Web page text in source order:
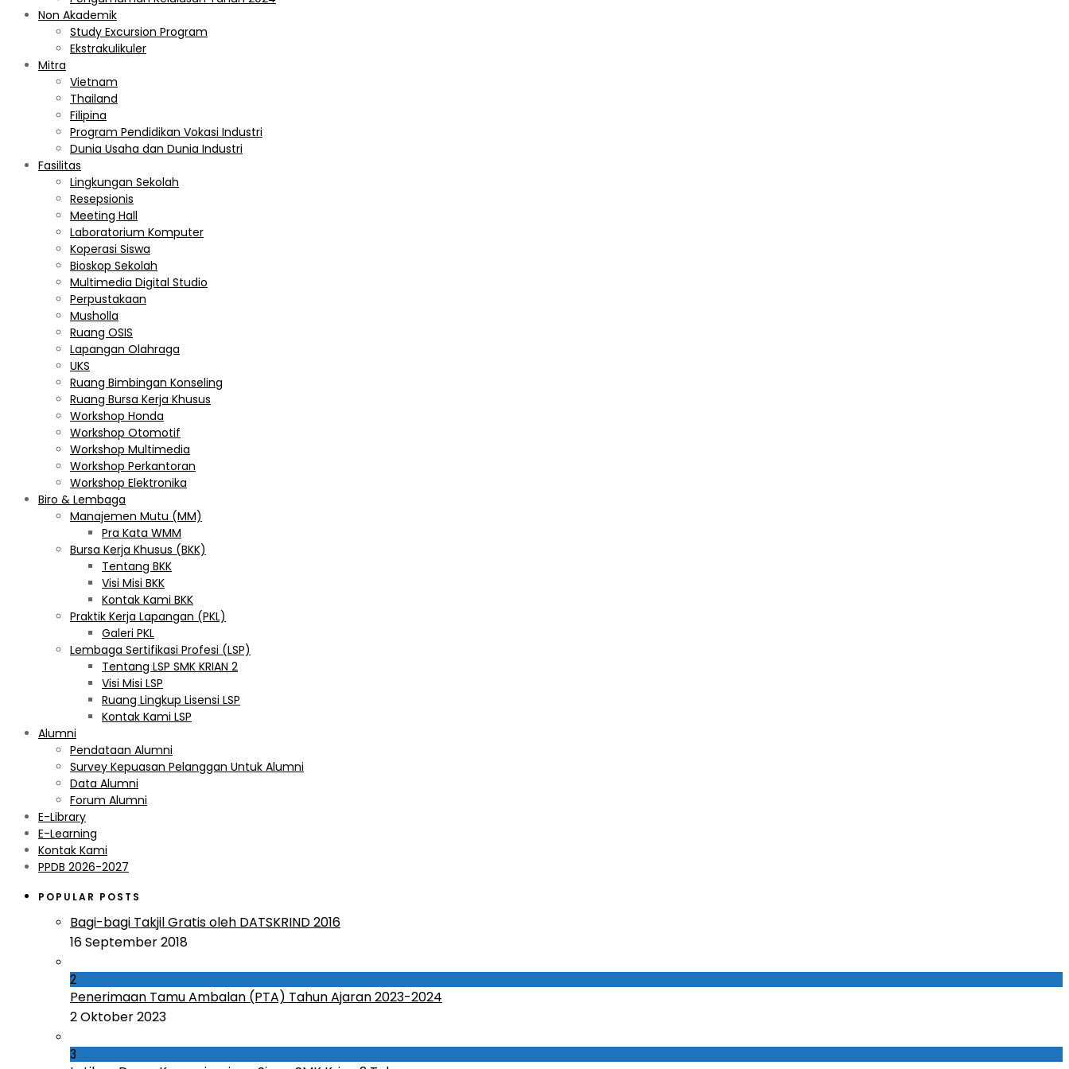
Non Akademik
Study Excursion Program
Ekstrakulikuler
Mitra
Vietnam
Thailand
Filipina
Program Pendidikan Vokasi Industri
Dunia Usaha dan Dunia Industri
Fasilitas
Lingkungan Sekolah
Resepsionis
Meeting Hall
Laboratorium Komputer
Koperasi Siswa
Bioskop Sekolah
Multimedia Digital Studio
Perpustakaan
Musholla
Ruang OSIS
Lapangan Olahraga
UKS
Ruang Bimbingan Konseling
Ruang Bursa Kerja Khusus
Workshop Honda
Workshop Otomotif
Workshop Multimedia
Workshop Perkantoran
Workshop Elektronika
Biro & Lembaga
Manajemen Mutu (MM)
Pra Kata WMM
Bursa Kerja Khusus (BKK)
Tentang BKK
Visi Misi BKK
Kontak Kami BKK
Praktik Kerja Lapangan (PKL)
Galeri PKL
Lembaga Sertifikasi Profesi (LSP)
Tentang LSP SMK KRIAN 2
Visi Misi LSP
Ruang Lingkup Lisensi LSP
Kontak Kami LSP
Alumni
Pendataan Alumni
Survey Kepuasan Pelanggan Untuk Alumni
Data Alumni
Forum Alumni
E-Library
E-Learning
Kontak Kami
PPDB 2026-2027
POPULAR POSTS
Bagi-bagi Takjil Gratis oleh DATSKRIND 2016
16 September 2018
2
Penerimaan Tamu Ambalan (PTA) Tahun Ajaran 2023-2024
2 Oktober 2023
3